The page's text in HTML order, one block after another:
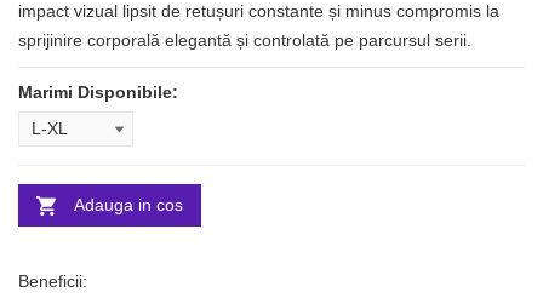
impact vizual lipsit de retușuri constante și minus compromis la
sprijinire corporală elegantă și controlată pe parcursul serii.
Marimi Disponibile:
Adauga in cos
Beneficii: